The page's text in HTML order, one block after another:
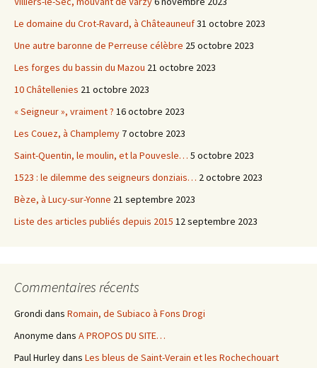
Le domaine du Crot-Ravard, à Châteauneuf31 octobre 2023
Une autre baronne de Perreuse célèbre 25 octobre 2023
Les forges du bassin du Mazou 21 octobre 2023
10 Châtellenies 21 octobre 2023
« Seigneur », vraiment ? 16 octobre 2023
Les Couez, à Champlemy 7 octobre 2023
Saint-Quentin, le moulin, et la Pouvesle… 5 octobre 2023
1523 : le dilemme des seigneurs donziais… 2 octobre 2023
Bèze, à Lucy-sur-Yonne 21 septembre 2023
Liste des articles publiés depuis 2015 12 septembre 2023
Commentaires récents
Grondi dans Romain, de Subiaco à Fons Drogi
Anonyme dans A PROPOS DU SITE…
Paul Hurleydans Les bleus de Saint-Verain et les Rochechouart